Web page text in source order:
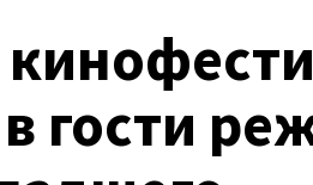
гости